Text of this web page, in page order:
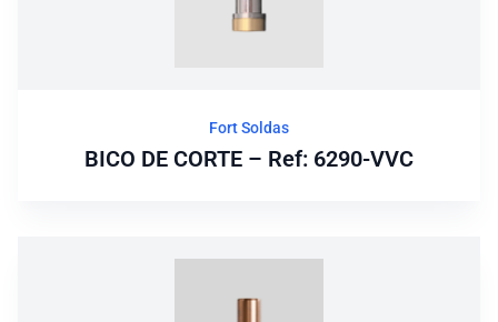
Fort Soldas
BICO DE CORTE – Ref: 6290-VVC